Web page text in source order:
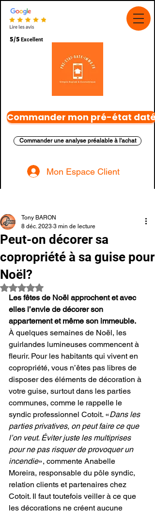
5/5 Excellent
Commander mon pré-état daté
Commander une analyse préalable à l'achat
Mon Espace Client
Peut-on décorer sa
copropriété à sa guise pour
Noël?
Tony BARON
8 déc. 2023 3 min de lecture
Noté NaN étoiles sur 5.
Les fêtes de Noël approchent et avec
elles l’envie de décorer son
appartement et même son immeuble.
À quelques semaines de Noël, les
guirlandes lumineuses commencent à
fleurir. Pour les habitants qui vivent en
copropriété, vous n’êtes pas libres de
disposer des éléments de décoration à
votre guise, surtout dans les parties
communes, comme le rappelle le
syndic professionnel Cotoit. «Dans les
parties privatives, on peut faire ce que
l’on veut. Éviter juste les multiprises
pour ne pas risquer de provoquer un
incendie», commente Anabelle
Moreira, responsable du pôle syndic,
relation clients et partenaires chez
Cotoit. Il faut toutefois veiller à ce que
les décorations ne créent aucune